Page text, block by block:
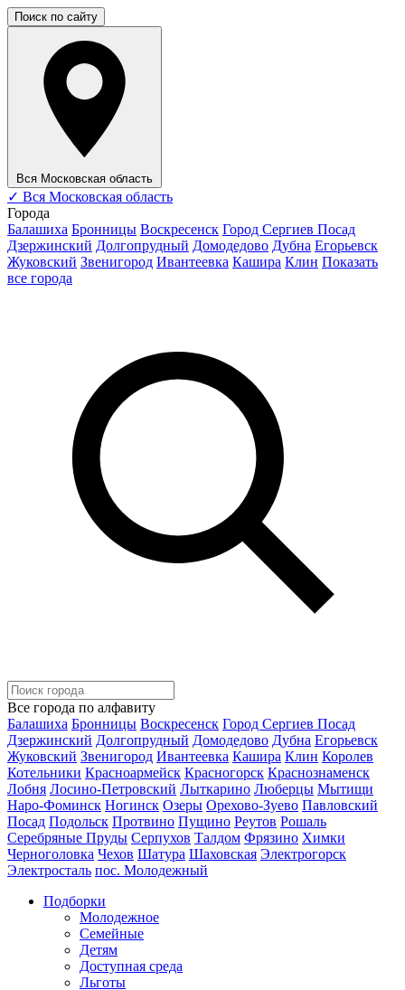
Поиск по сайту
Вся Московская область
✓ Вся Московская область
Города
Балашиха Бронницы Воскресенск Город Сергиев Посад
Дзержинский Долгопрудный Домодедово Дубна Егорьевск
Жуковский Звенигород Ивантеевка Кашира Клин Показать
все города
Все города по алфавиту
Балашиха Бронницы Воскресенск Город Сергиев Посад
Дзержинский Долгопрудный Домодедово Дубна Егорьевск
Жуковский Звенигород Ивантеевка Кашира Клин Королев
Котельники Красноармейск Красногорск Краснознаменск
Лобня Лосино-Петровский Лыткарино Люберцы Мытищи
Наро-Фоминск Ногинск Озеры Орехово-Зуево Павловский
Посад Подольск Протвино Пущино Реутов Рошаль
Серебряные Пруды Серпухов Талдом Фрязино Химки
Черноголовка Чехов Шатура Шаховская Электрогорск
Электросталь пос. Молодежный
Подборки
Молодежное
Семейные
Детям
Доступная среда
Льготы